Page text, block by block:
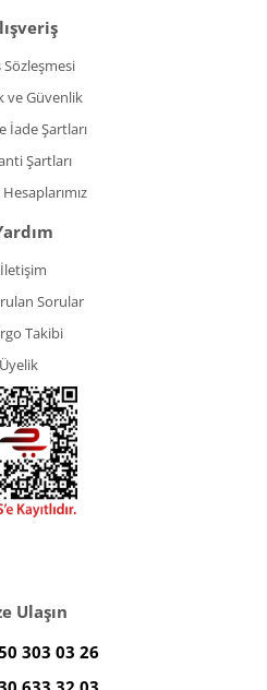
Sözleşmesi
ve Güvenlik
İade Şartları
Şartları
İletişim
Sorular
Takibi
Üyelik
Ulaşın
303 03 26